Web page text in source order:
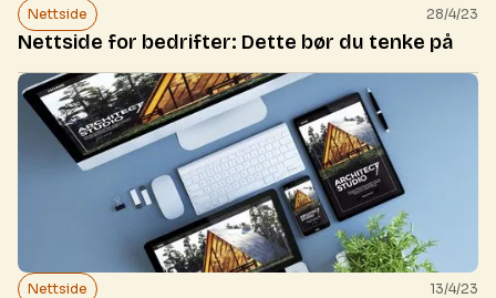
Nettside 28/4/23
Nettside for bedrifter: Dette bør du tenke på
Nettside 13/4/23